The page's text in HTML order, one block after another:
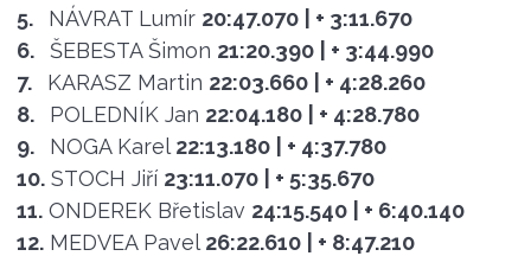
5.
NÁVRAT Lumír 20:47.070
| + 3:11.670
6.
ŠEBESTA Šimon 21:20.390
| + 3:44.990
7.
KARASZ Martin 22:03.660
| + 4:28.260
8.
POLEDNÍK Jan 22:04.180
| + 4:28.780
9.
NOGA Karel 22:13.180
| + 4:37.780
10. STOCH Jiří 23:11.070
| + 5:35.670
11. ONDEREK Břetislav 24:15.540
| + 6:40.140
12. MEDVEA Pavel 26:22.610
| + 8:47.210